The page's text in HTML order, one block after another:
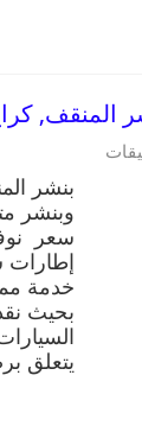
المنقف
99009551
بنشر
المنقف,
متنقل
تصليح
سيارات
بنشر
وبنشر
سعر
إطارات
خدمة
بحيث
يتعلق